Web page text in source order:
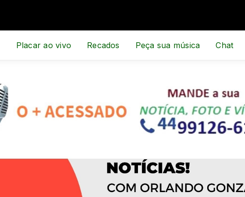
Placar ao vivo Recados Peça sua música Chat